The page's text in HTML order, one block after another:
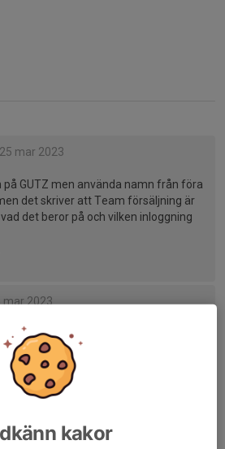
25 mar 2023
på GUTZ men använda namn från föra
det skriver att Team försäljning är
det beror på och vilken inloggning
mar 2023
sv/ts/register/63fe15315ddb5
25 mar 2023
kakor